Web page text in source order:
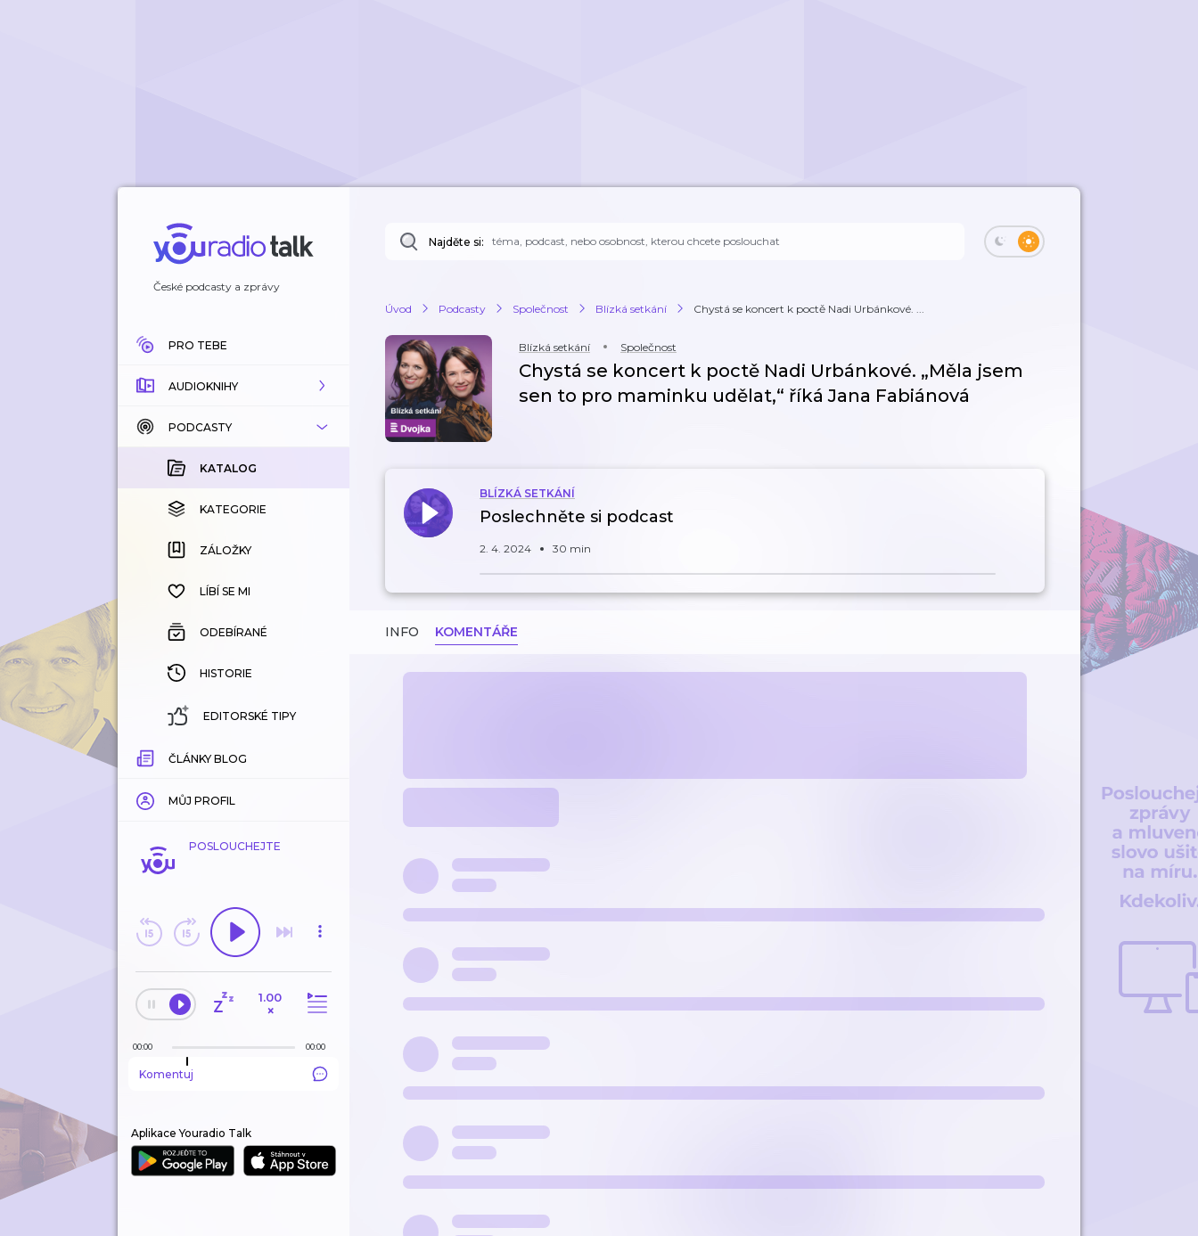
České podcasty a zprávy
PRO TEBE
AUDIOKNIHY
KATALOG
KOUPENÉ
KATEGORIE
ZÁLOŽKY
HISTORIE
PODCASTY
KATALOG
KATEGORIE
ZÁLOŽKY
LÍBÍ SE MI
ODEBÍRANÉ
HISTORIE
EDITORSKÉ TIPY
ČLÁNKY BLOG
MŮJ PROFIL
POSLOUCHEJTE
1.00
×
00:00 00:00
Komentuj
Aplikace Youradio Talk
Najděte si:
Úvod Podcasty Společnost Blízká setkání Chystá se koncert k poctě Nadi Urbánkové. ...
Blízká setkání Společnost
Chystá se koncert k poctě Nadi Urbánkové. „Měla jsem
sen to pro maminku udělat,“ říká Jana Fabiánová
BLÍZKÁ SETKÁNÍ
Poslechněte si podcast
2. 4. 2024 30 min
INFO KOMENTÁŘE